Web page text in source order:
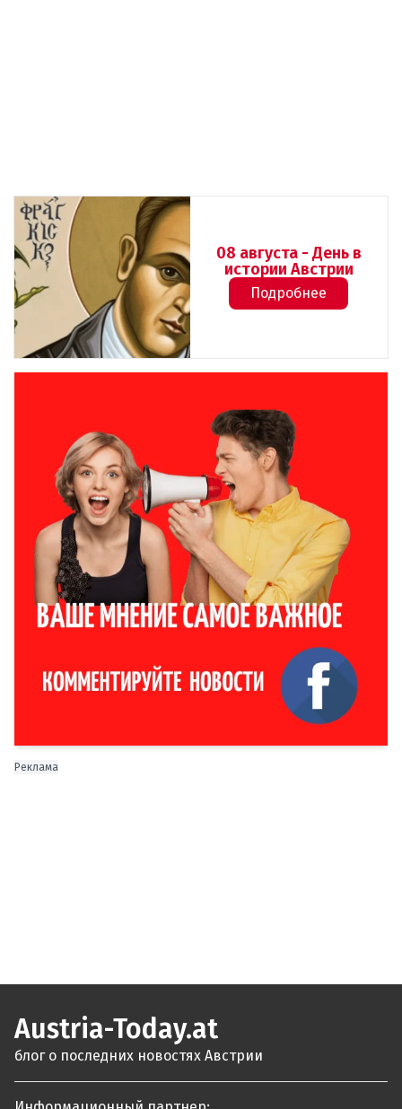
08 августа - День в
истории Австрии
Подробнее
Реклама
Austria-Today.at
блог о последних новостях Австрии